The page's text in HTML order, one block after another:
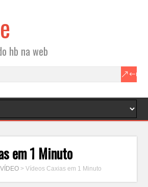
hb na web
em 1 Minuto
>Vídeos Caxias em 1 Minuto